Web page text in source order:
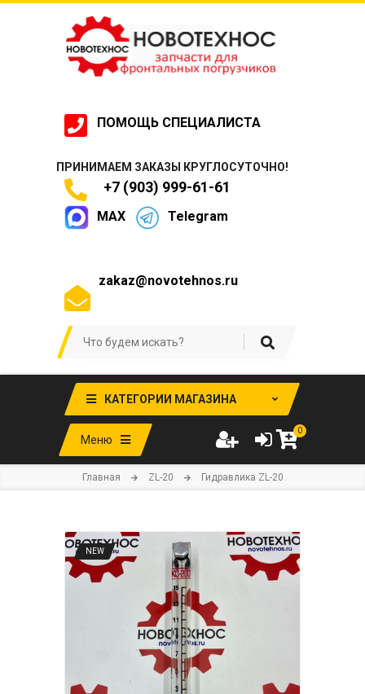
ПОМОЩЬ СПЕЦИАЛИСТА
ПРИНИМАЕМ ЗАКАЗЫ КРУГЛОСУТОЧНО!
+7 (903) 999-61-61
MAX Telegram
zakaz@novotehnos.ru
КАТЕГОРИИ МАГАЗИНА
Меню
0
Главная ZL-20 Гидравлика ZL-20
NEW